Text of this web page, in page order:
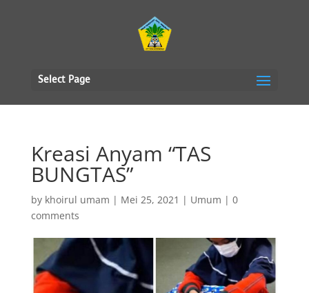
Select Page
Kreasi Anyam “TAS
BUNGTAS”
by khoirul umam | Mei 25, 2021 | Umum | 0
comments